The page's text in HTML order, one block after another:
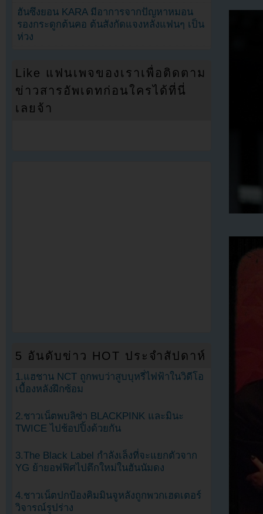
ฮันซึงยอน KARA มีอาการจากปัญหาหมอน
รองกระดูกต้นคอ ต้นสังกัดแจงหลังแฟนๆ เป็น
ห่วง
Like แฟนเพจของเราเพื่อติดตาม
ข่าวสารอัพเดทก่อนใครได้ที่นี่
เลยจ้า
5 อันดับข่าว HOT ประจำสัปดาห์
1.แฮชาน NCT ถูกพบว่าสูบบุหรี่ไฟฟ้าในวิดีโอ
เบื้องหลังฝึกซ้อม
2.ชาวเน็ตพบลิซ่า BLACKPINK และมินะ
TWICE ไปช้อปปิ้งด้วยกัน
3.The Black Label กำลังเล็งที่จะแยกตัวจาก
YG ย้ายอฟฟิศไปตึกใหม่ในฮันนัมดง
4.ชาวเน็ตปกป้องคิมมินจูหลังถูกพวกเฮดเตอร์
วิจารณ์รูปร่าง